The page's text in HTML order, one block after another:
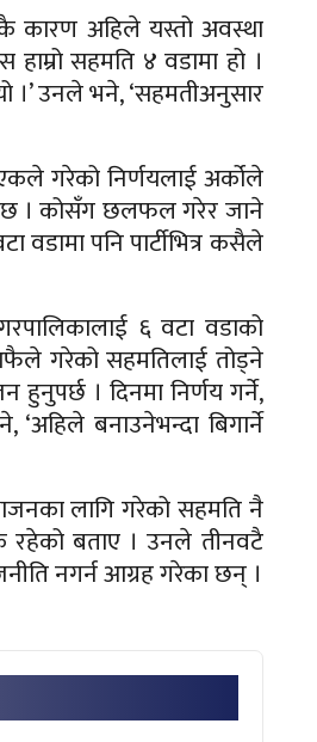
कारण अहिले यस्तो अवस्था
सहमति ४ वडामा हो ।
।’ उनले भने, ‘सहमतीअनुसार
गरेको निर्णयलाई अर्कोले
। कोसँग छलफल गरेर जाने
पनि पार्टीभित्र कसैले
६ वटा वडाको
गरेको सहमतिलाई तोड्ने
। दिनमा निर्णय गर्ने,
बनाउनेभन्दा बिगार्ने
लागि गरेको सहमति नै
रहेको बताए । उनले तीनवटै
नगर्न आग्रह गरेका छन् ।